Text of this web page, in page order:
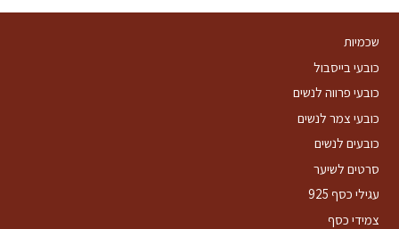
היה:
הוא:
שכמיות
כובעי בייסבול
כובעי פרווה לנשים
כובעי צמר לנשים
כובעים לנשים
סרטים לשיער
עגילי כסף 925
צמידי כסף